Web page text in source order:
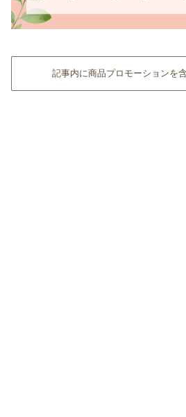
記事内に商品プロモーションを